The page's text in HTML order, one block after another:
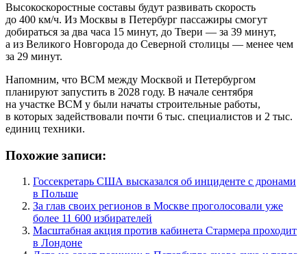
Высокоскоростные составы будут развивать скорость
до 400 км/ч. Из Москвы в Петербург пассажиры смогут
добираться за два часа 15 минут, до Твери — за 39 минут,
а из Великого Новгорода до Северной столицы — менее чем
за 29 минут.
Напомним, что ВСМ между Москвой и Петербургом
планируют запустить в 2028 году. В начале сентября
на участке ВСМ у были начаты строительные работы,
в которых задействовали почти 6 тыс. специалистов и 2 тыс.
единиц техники.
Похожие записи:
Госсекретарь США высказался об инциденте с дронами
в Польше
За глав своих регионов в Москве проголосовали уже
более 11 600 избирателей
Масштабная акция против кабинета Стармера проходит
в Лондоне